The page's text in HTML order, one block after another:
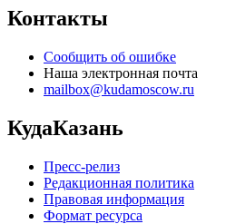
Контакты
Сообщить об ошибке
Наша электронная почта
mailbox@kudamoscow.ru
КудаКазань
Пресс-релиз
Редакционная политика
Правовая информация
Формат ресурса